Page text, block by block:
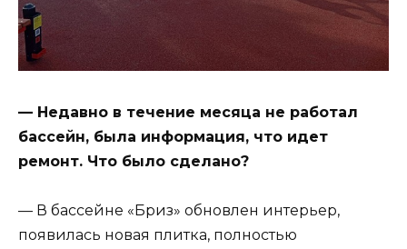
— Недавно в течение месяца не работал
бассейн, была информация, что идет
ремонт. Что было сделано?
— В бассейне «Бриз» обновлен интерьер,
появилась новая плитка, полностью